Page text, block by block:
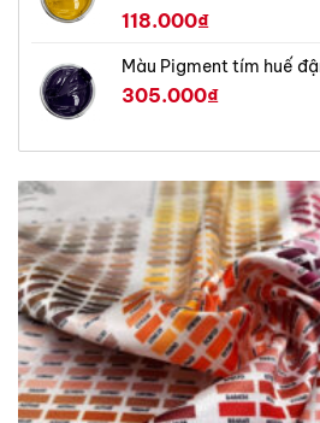
118.000₫
Màu Pigment tím huế
305.000₫